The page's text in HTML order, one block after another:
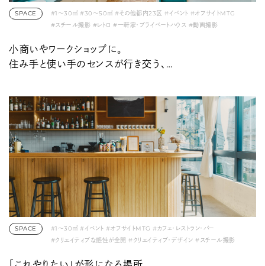
SPACE #1〜30㎡ #30〜50㎡ #その他都内23区 #イベント #オフサイトMTG
#スチール撮影 #レトロ #一軒家・プライベートハウス #動画撮影
小商いやワークショップに。
住み手と使い手のセンスが行き交う、
SPACE #1〜30㎡ #イベント #オフサイトMTG #カフェ・レストラン・バー
#クリエイティブな感性が全開 #クリエイティブ・デザイン #スチール撮影
#展示会・ポップアップ #間借り